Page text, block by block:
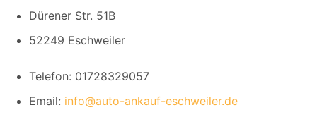
Dürener Str. 51B
52249 Eschweiler
Telefon: 01728329057
Email: info@auto-ankauf-eschweiler.de